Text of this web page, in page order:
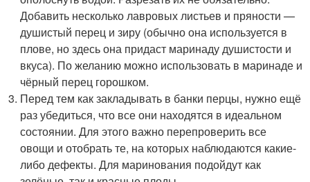
Добавить несколько лавровых листьев и пряности —
душистый перец и зиру (обычно она используется в
плове, но здесь она придаст маринаду душистости и
вкуса). По желанию можно использовать в маринаде и
чёрный перец горошком.
Перед тем как закладывать в банки перцы, нужно ещё
раз убедиться, что все они находятся в идеальном
состоянии. Для этого важно перепроверить все
овощи и отобрать те, на которых наблюдаются какие-
либо дефекты. Для маринования подойдут как